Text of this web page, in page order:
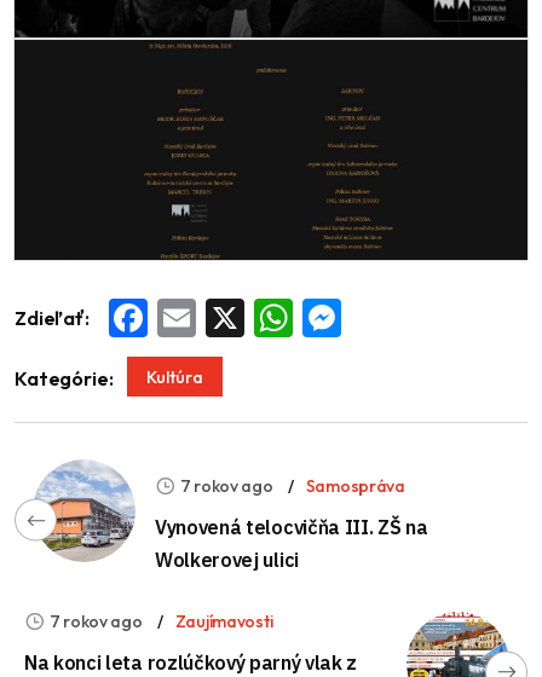
Zdieľať: Facebook
Email WhatsApp
Kategórie: Kultúra
7 rokov ago Samospráva
Vynovená telocvičňa III. ZŠ na
Wolkerovej ulici
7 rokov ago Zaujímavosti
Na konci leta rozlúčkový parný vlak z